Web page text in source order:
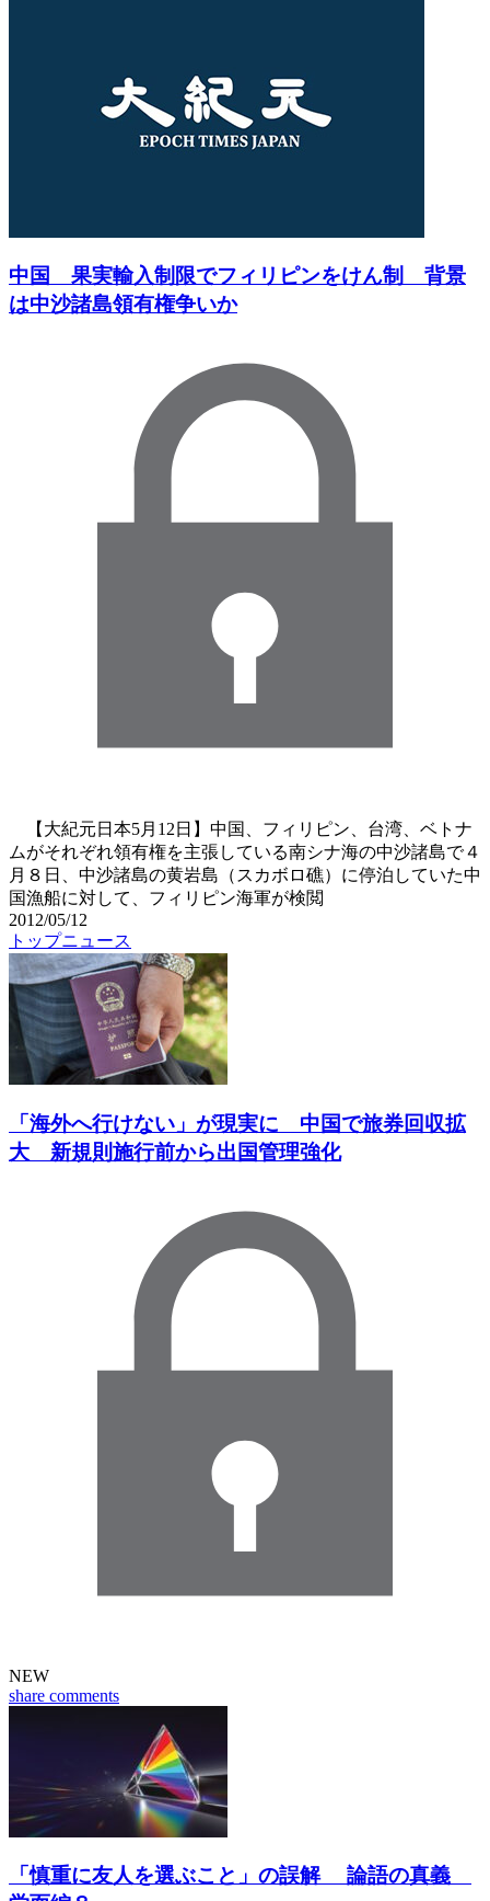
中国 果実輸入制限でフィリピンをけん制 背景
は中沙諸島領有権争いか
【大紀元日本5月12日】中国、フィリピン、台湾、ベトナ
ムがそれぞれ領有権を主張している南シナ海の中沙諸島で４
月８日、中沙諸島の黄岩島（スカボロ礁）に停泊していた中
国漁船に対して、フィリピン海軍が検閲
2012/05/12
トップニュース
「海外へ行けない」が現実に 中国で旅券回収拡
大 新規則施行前から出国管理強化
NEW
share comments
「慎重に友人を選ぶこと」の誤解 論語の真義